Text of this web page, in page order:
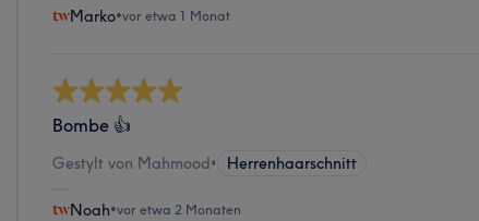
Marko•vor etwa 1 Monat
Bombe 👍
Gestylt von Mahmood• Herrenhaarschnitt
Noah•vor etwa 2 Monaten